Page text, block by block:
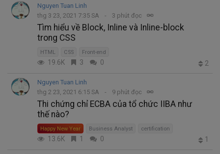
Nguyen Tuan Linh
thg 3 23, 2021 7:35 SA
3 phút đọc
Tìm hiểu về Block, Inline và Inline-block
trong CSS
HTML CSS Front-end
19.6K 3 0 2
Nguyen Tuan Linh
thg 2 23, 2021 6:15 SA
9 phút đọc
Thi chứng chỉ ECBA của tổ chức IIBA như
thế nào?
Happy New Year Business Analyst certification
13.6K 1 0 1